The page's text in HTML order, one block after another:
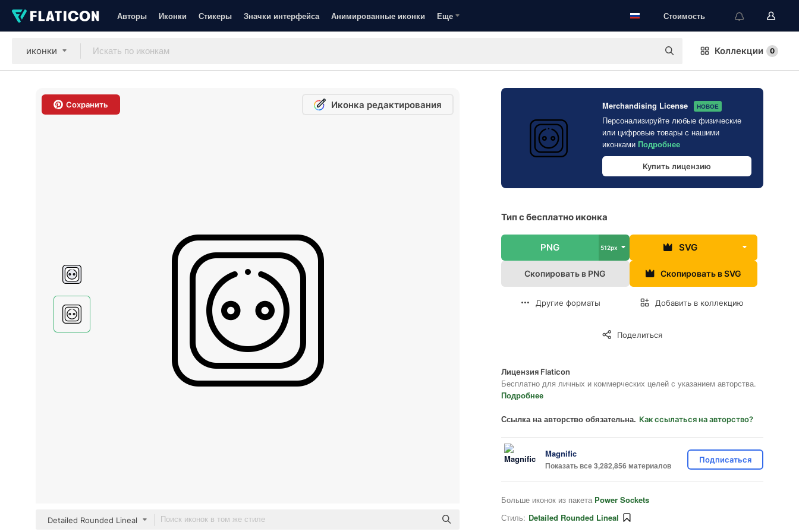
Авторы Иконки Стикеры Значки интерфейса Анимированные иконки Еще Стоимость
иконки Коллекции 0
Сохранить Иконка редактирования
Detailed Rounded Lineal
Merchandising License НОВОЕ
Персонализируйте любые физические
или цифровые товары с нашими
иконками Подробнее
Купить лицензию
Тип с бесплатно иконка
PNG 512px SVG
Скопировать в PNG Скопировать в SVG
Другие форматы Добавить в коллекцию
Поделиться
Лицензия Flaticon
Бесплатно для личных и коммерческих целей с указанием авторства.
Подробнее
Ссылка на авторство обязательна. Как ссылаться на авторство?
Magnific
Показать все 3,282,856 материалов
Подписаться
Больше иконок из пакета Power Sockets
Стиль: Detailed Rounded Lineal